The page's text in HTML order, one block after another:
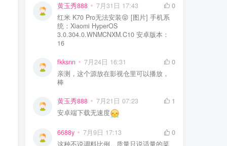
黄玉秀888 7月31日 17:43
0
红米 K70 Pro无法安装😝 [图片] 手机系
统：Xiaomi HyperOS
3.0.304.0.WNMCNXM.C10 安卓版本：
16
fkksnn 7月24日 16:31
0
亲测，这个源放在影视仓里可以播放，
棒
黄玉秀888 7月21日 07:23
1
安卓端下载无速度
6688y 7月9日 17:13
0
这种不说调料比例、质量只说适量的菜